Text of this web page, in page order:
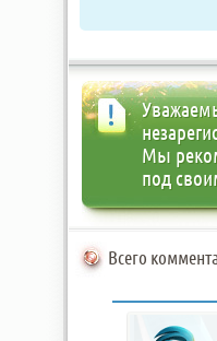
Мы
под
Всего